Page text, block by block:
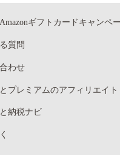
ギフトカードキャンペ
質問
わせ
プレミアムのアフィリエイト
納税ナビ